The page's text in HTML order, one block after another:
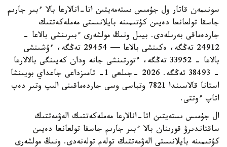
سونىمەن قاتار ول جۇمىس ىستەمەيتىن اتا-انالارعا بالا ءبىر جارىم
جاسقا تولعانعا دەيىن كۇتىمىنە بايلانىستى مەملەكەتتىك
جاردەماقى بەرىلەدى. بيىل ونىڭ مولشەرى ءبىرىنشى بالاعا -
24912 تەڭگە، ەكىنشى بالاعا — 29454 تەڭگە، ءۇشىنشى
بالاعا - 33952 تەڭگە، ءتورتىنشى جانە ودان كەيىنگى بالالارعا
- 38493 تەڭگە. 2026 -جىلعى 1- تامىزداعى جاعداي بويىنشا
استانا قالاسىندا 7821 وتباسى وسى جاردەماقىنى الىپ وتىر دەپ
اتاپ ءوتتى.
ال جۇمىس ىستەيتىن اتا-انالارعا مەملەكەتتىك الەۋمەتتىك
ساقتاندىرۋ قورىنان بالا ءبىر جارىم جاسقا تولعانعا دەيىن
كۇتىمىنە بايلانىستى الەۋمەتتىك تولەم تولەنەدى. ونىڭ مولشەرى